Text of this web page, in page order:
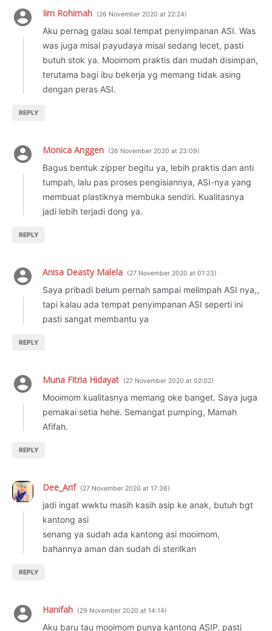
Iim Rohimah 26 November 2020 at 22:24
Aku pernag galau soal tempat penyimpanan ASI. Was
was juga misal payudaya misal sedang lecet, pasti
butuh stok ya. Mooimom praktis dan mudah disimpan,
terutama bagi ibu bekerja yg memang tidak asing
dengan peras ASI.
REPLY
Monica Anggen 26 November 2020 at 23:09
Bagus bentuk zipper begitu ya, lebih praktis dan anti
tumpah, lalu pas proses pengisiannya, ASI-nya yang
membuat plastiknya membuka sendiri. Kualitasnya
jadi lebih terjadi dong ya.
REPLY
Anisa Deasty Malela 27 November 2020 at 01:23
Saya pribadi belum pernah sampai melimpah ASI nya,,
tapi kalau ada tempat penyimpanan ASI seperti ini
pasti sangat membantu ya
REPLY
Muna Fitria Hidayat 27 November 2020 at 02:02
Mooimom kualitasnya memang oke banget. Saya juga
pemakai setia hehe. Semangat pumping, Mamah
Afifah.
REPLY
Dee_Arif 27 November 2020 at 17:36
jadi ingat wwktu masih kasih asip ke anak, butuh bgt
kantong asi
senang ya sudah ada kantong asi mooimom,
bahannya aman dan sudah di sterilkan
REPLY
Hanifah 29 November 2020 at 14:14
Aku baru tau mooimom punya kantong ASIP, pasti